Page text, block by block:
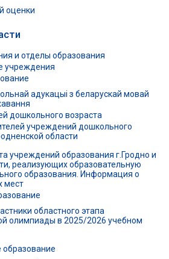
оценки
и отделы образования
учреждения
адукацыі з беларускай мовай
дошкольного возраста
учреждений дошкольного
области
учреждений образования г.Гродно и
реализующих образовательную
образования. Информация о
мест
областного этапа
олимпиады в 2025/2026 учебном